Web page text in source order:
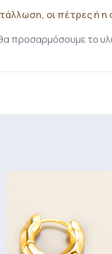
οι πέτρες ή η
προσαρμόσουμε το